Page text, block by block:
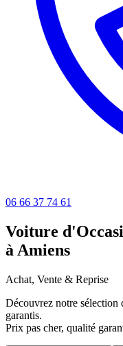
06 66 37 74 61
Voiture
à Amiens
Achat, Vente & Reprise
Découvrez notre sélection
garantis.
Prix pas cher, qualité